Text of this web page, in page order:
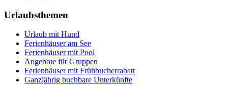
Urlaubsthemen
Urlaub mit Hund
Ferienhäuser am See
Ferienhäuser mit Pool
Angebote für Gruppen
Ferienhäuser mit Frühbucherrabatt
Ganzjährig buchbare Unterkünfte